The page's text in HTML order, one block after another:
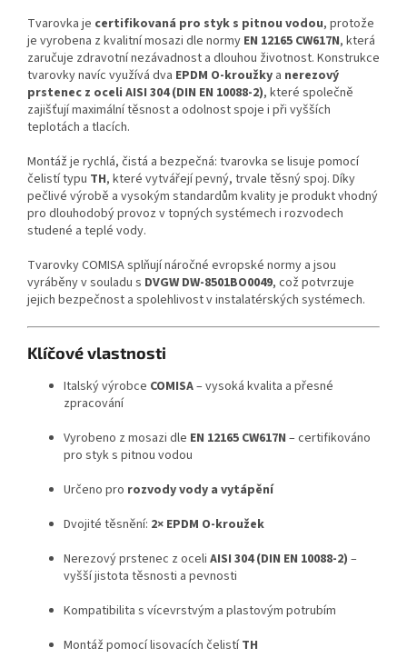
Tvarovka je certifikovaná pro styk s pitnou vodou, protože
je vyrobena z kvalitní mosazi dle normy EN 12165 CW617N, která
zaručuje zdravotní nezávadnost a dlouhou životnost. Konstrukce
tvarovky navíc využívá dva EPDM O-kroužky a nerezový
prstenec z oceli AISI 304 (DIN EN 10088-2), které společně
zajišťují maximální těsnost a odolnost spoje i při vyšších
teplotách a tlacích.
Montáž je rychlá, čistá a bezpečná: tvarovka se lisuje pomocí
čelistí typu TH, které vytvářejí pevný, trvale těsný spoj. Díky
pečlivé výrobě a vysokým standardům kvality je produkt vhodný
pro dlouhodobý provoz v topných systémech i rozvodech
studené a teplé vody.
Tvarovky COMISA splňují náročné evropské normy a jsou
vyráběny v souladu s DVGW DW-8501BO0049, což potvrzuje
jejich bezpečnost a spolehlivost v instalatérských systémech.
Klíčové vlastnosti
Italský výrobce COMISA– vysoká kvalita a přesné
zpracování
Vyrobeno z mosazi dle EN 12165 CW617N – certifikováno
pro styk s pitnou vodou
Určeno pro rozvody vody a vytápění
Dvojité těsnění: 2× EPDM O-kroužek
Nerezový prstenec z oceli AISI 304 (DIN EN 10088-2) –
vyšší jistota těsnosti a pevnosti
Kompatibilita s vícevrstvým a plastovým potrubím
Montáž pomocí lisovacích čelistíTH